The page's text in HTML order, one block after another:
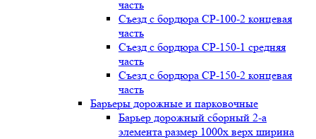
часть
Съезд с бордюра СР-100-2 концевая
часть
Съезд с бордюра СР-150-1 средняя
часть
Съезд с бордюра СР-150-2 концевая
часть
Барьеры дорожные и парковочные
Барьер дорожный сборный 2-а
элемента размер 1000x верх ширина